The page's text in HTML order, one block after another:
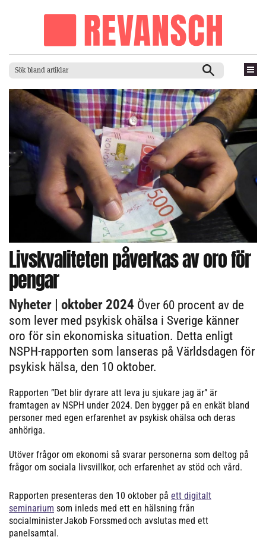
Livskvaliteten påverkas av oro för
pengar
Nyheter | oktober 2024 Över 60 procent av de
som lever med psykisk ohälsa i Sverige känner
oro för sin ekonomiska situation. Detta enligt
NSPH-rapporten som lanseras på Världsdagen för
psykisk hälsa, den 10 oktober.
Rapporten ”Det blir dyrare att leva ju sjukare jag är” är
framtagen av NSPH under 2024. Den bygger på en enkät bland
personer med egen erfarenhet av psykisk ohälsa och deras
anhöriga.
Utöver frågor om ekonomi så svarar personerna som deltog på
frågor om sociala livsvillkor, och erfarenhet av stöd och vård.
Rapporten presenteras den 10 oktober på ett digitalt
seminarium som inleds med ett en hälsning från
socialminister Jakob Forssmed och avslutas med ett
panelsamtal.